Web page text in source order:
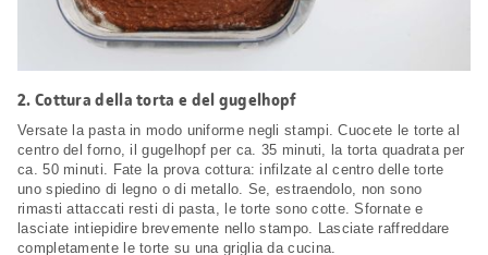
2.Cottura della torta e del gugelhopf
Versate la pasta in modo uniforme negli stampi. Cuocete le torte al
centro del forno, il gugelhopf per ca. 35 minuti, la torta quadrata per
ca. 50 minuti. Fate la prova cottura: infilzate al centro delle torte
uno spiedino di legno o di metallo. Se, estraendolo, non sono
rimasti attaccati resti di pasta, le torte sono cotte. Sfornate e
lasciate intiepidire brevemente nello stampo. Lasciate raffreddare
completamente le torte su una griglia da cucina.